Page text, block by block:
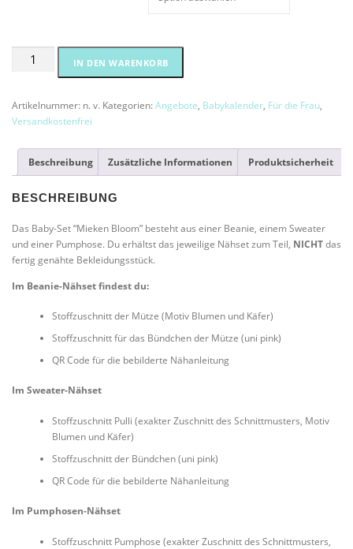
Nähset
"Mieken
Bloom"
IN DEN WARENKORB
Artikelnummer: n. v. Kategorien:Angebote, Babykalender, Für die Frau,
Versandkostenfrei
Beschreibung Zusätzliche Informationen Produktsicherheit
BESCHREIBUNG
Das Baby-Set “Mieken Bloom” besteht aus einer Beanie, einem Sweater
und einer Pumphose. Du erhältst das jeweilige Nähset zum Teil, NICHTdas
fertig genähte Bekleidungsstück.
Im Beanie-Nähset findest du:
Stoffzuschnitt der Mütze (Motiv Blumen und Käfer)
Stoffzuschnitt für das Bündchen der Mütze (uni pink)
QR Code für die bebilderte Nähanleitung
Im Sweater-Nähset
Stoffzuschnitt Pulli (exakter Zuschnitt des Schnittmusters, Motiv
Blumen und Käfer)
Stoffzuschnitt der Bündchen (uni pink)
QR Code für die bebilderte Nähanleitung
Im Pumphosen-Nähset
Stoffzuschnitt Pumphose (exakter Zuschnitt des Schnittmusters,